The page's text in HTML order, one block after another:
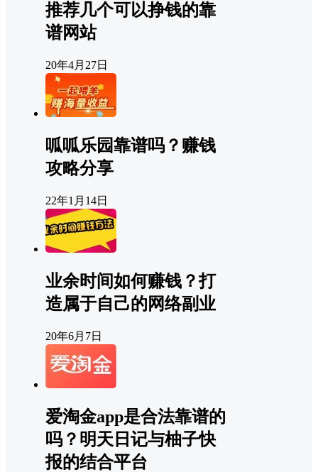
推荐几个可以挣钱的靠
谱网站
20年4月27日
呱呱乐园靠谱吗？赚钱
攻略分享
22年1月14日
业余时间如何赚钱？打
造属于自己的网络副业
20年6月7日
爱淘金app是合法靠谱的
吗？明天日记与柚子快
报的结合平台